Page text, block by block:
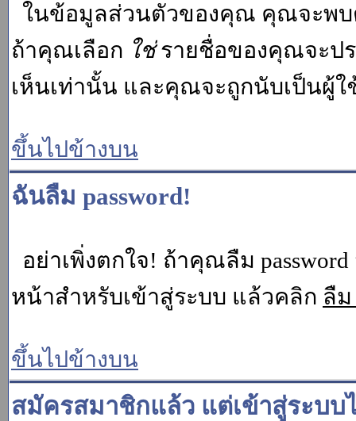
ในข้อมูลส่วนตัวของคุณ คุณจะพบ
ถ้าคุณเลือก ใช่รายชื่อของคุณจะปร
เห็นเท่านั้น และคุณจะถูกนับเป็นผู้
ขึ้นไปข้างบน
ฉันลืม password!
อย่าเพิ่งตกใจ! ถ้าคุณลืม
หน้าสำหรับเข้าสู่ระบบ แล้วคลิก ลืม
ขึ้นไปข้างบน
สมัครสมาชิกแล้ว แต่เข้าสู่ระบบ